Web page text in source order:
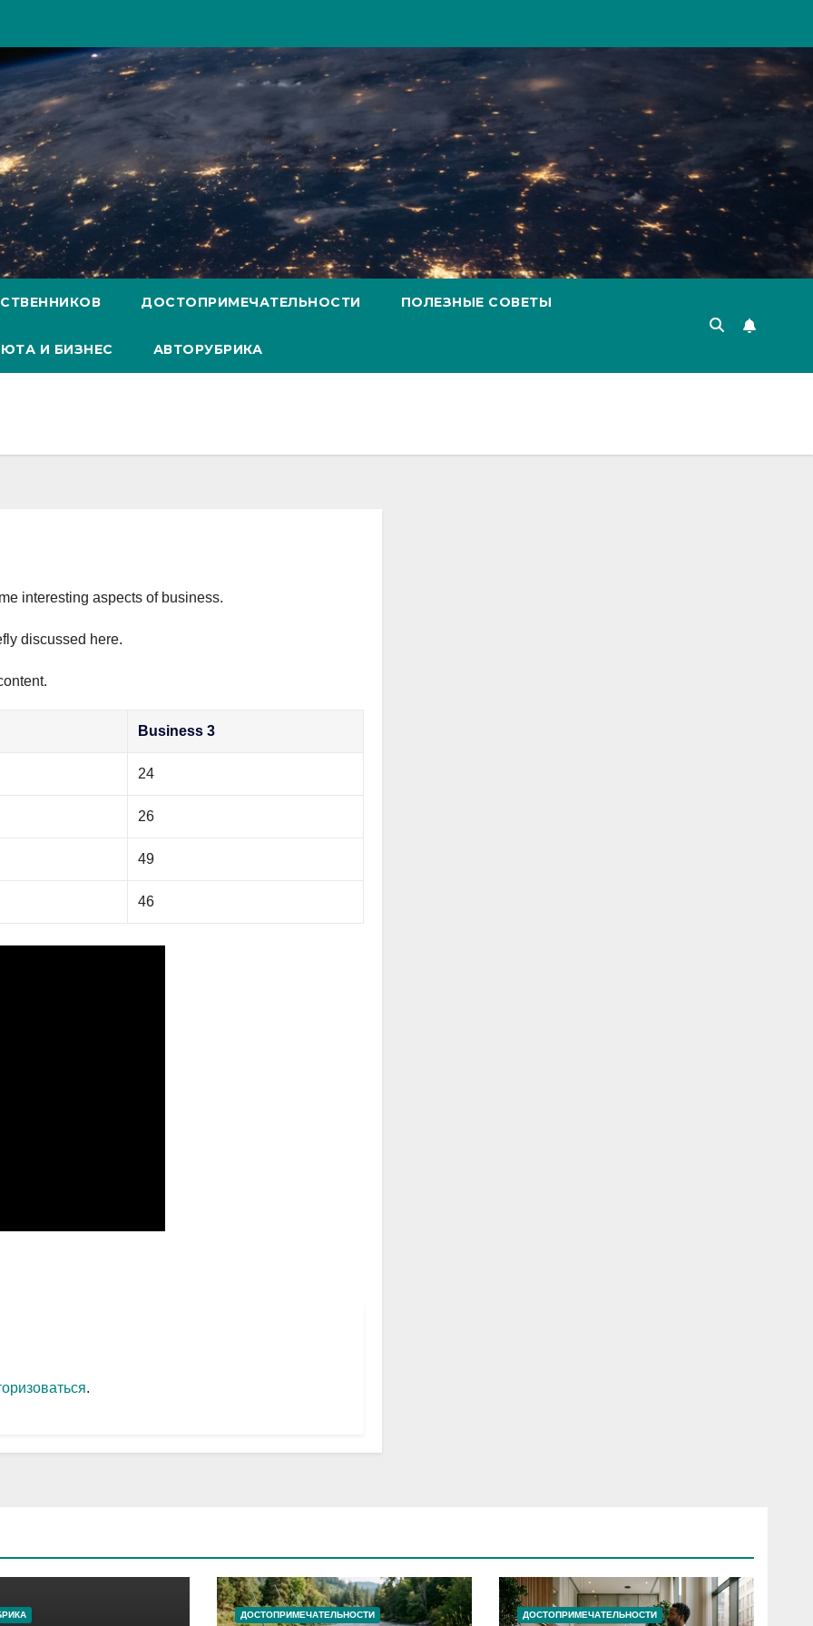
ДОСТОПРИМЕЧАТЕЛЬНОСТИ ПОЛЕЗНЫЕ СОВЕТЫ
И БИЗНЕС АВТОРУБРИКА
interesting aspects of business.
discussed here.
Business 3
24
26
49
46
.
ДОСТОПРИМЕЧАТЕЛЬНОСТИ ДОСТОПРИМЕЧАТЕЛЬНОСТИ